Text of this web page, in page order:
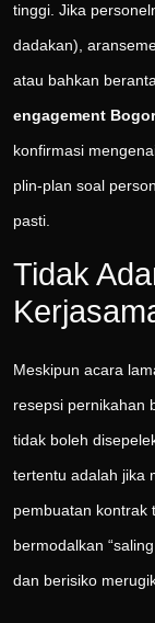
tinggi. Jika
dadakan),
atau bahkan
engagement Bogor
konfirmasi
plin-plan soal
pasti.
Tidak
Meskipun acara
resepsi pernikahan
tidak boleh
tertentu adalah jika
pembuatan kontrak
bermodalkan
dan berisiko